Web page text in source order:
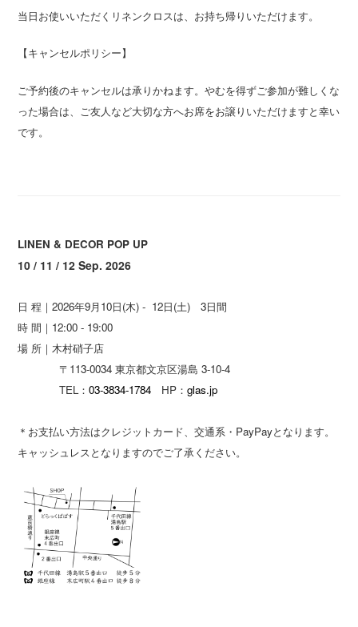
当日お使いいただくリネンクロスは、お持ち帰りいただけます。
【キャンセルポリシー】
ご予約後のキャンセルは承りかねます。やむを得ずご参加が難しくな
った場合は、ご友人など大切な方へお席をお譲りいただけますと幸い
です。
LINEN & DECOR POP UP
10 / 11 / 12 Sep. 2026
日 程｜2026年9月10日(木) - 12日(土) 3日間
時 間｜12:00 - 19:00
場 所｜木村硝子店
〒113-0034 東京都文京区湯島 3-10-4
TEL：03-3834-1784 HP：glas.jp
＊お支払い方法はクレジットカード、交通系・PayPayとなります。
キャッシュレスとなりますのでご了承ください。